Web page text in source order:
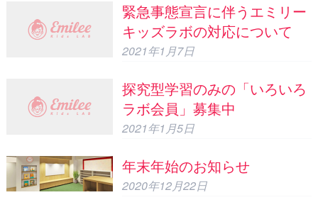
緊急事態宣言に伴うエミリー
キッズラボの対応について
2021年1月7日
探究型学習のみの「いろいろ
ラボ会員」募集中
2021年1月5日
年末年始のお知らせ
2020年12月22日